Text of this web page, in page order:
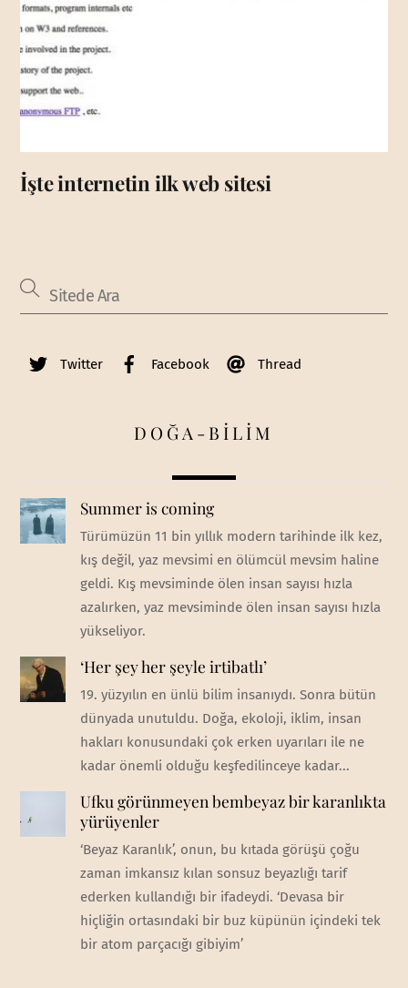
İşte internetin ilk web sitesi
Twitter Facebook Thread
DOĞA-BİLİM
Summer is coming
Türümüzün 11 bin yıllık modern tarihinde ilk kez,
kış değil, yaz mevsimi en ölümcül mevsim haline
geldi. Kış mevsiminde ölen insan sayısı hızla
azalırken, yaz mevsiminde ölen insan sayısı hızla
yükseliyor.
‘Her şey her şeyle irtibatlı’
19. yüzyılın en ünlü bilim insanıydı. Sonra bütün
dünyada unutuldu. Doğa, ekoloji, iklim, insan
hakları konusundaki çok erken uyarıları ile ne
kadar önemli olduğu keşfedilinceye kadar...
Ufku görünmeyen bembeyaz bir karanlıkta
yürüyenler
‘Beyaz Karanlık’, onun, bu kıtada görüşü çoğu
zaman imkansız kılan sonsuz beyazlığı tarif
ederken kullandığı bir ifadeydi. ‘Devasa bir
hiçliğin ortasındaki bir buz küpünün içindeki tek
bir atom parçacığı gibiyim’